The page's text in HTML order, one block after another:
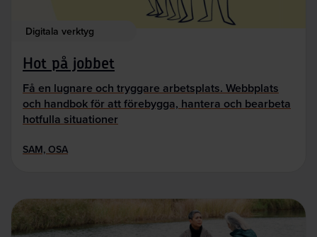
Digitala verktyg
Hot på jobbet
Få en lugnare och tryggare arbetsplats. Webbplats
och handbok för att förebygga, hantera och bearbeta
hotfulla situationer
SAM, OSA